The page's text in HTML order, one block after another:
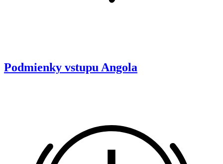
Podmienky vstupu Angola